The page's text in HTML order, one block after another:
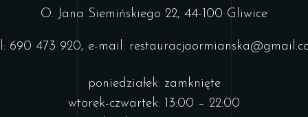
O. Jana Siemińskiego 22, 44-100 Gliwice
690 473 920, e-mail:
poniedziałek: zamknięte
wtorek-czwartek: 13:00 – 22:00